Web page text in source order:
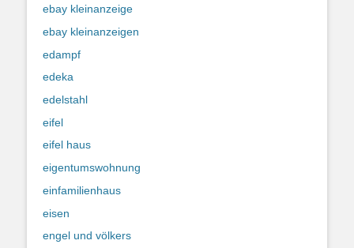
ebay kleinanzeige
ebay kleinanzeigen
edampf
edeka
edelstahl
eifel
eifel haus
eigentumswohnung
einfamilienhaus
eisen
engel und völkers